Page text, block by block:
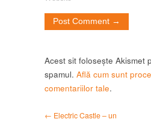
Acest sit folosește Akismet
spamul. Află cum sunt
comentariilor tale.
← Electric Castle – un